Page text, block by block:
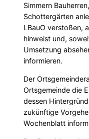
Simmern
Schottergärten
LBauO verstoßen,
hinweist und,
Umsetzung
informieren.
Der
Ortsgemeinde die
dessen
zukünftige
Wochenblatt